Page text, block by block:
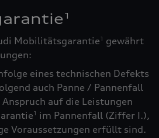
1
Mobilitätsgarantie1
gewährt
eines technischen Defekts
auch Panne / Pannenfall
auf die Leistungen
1
im Pannenfall (Ziffer I.),
Voraussetzungen erfüllt sind.